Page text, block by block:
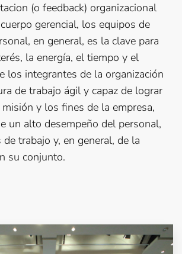
(o feedback) organizacional
gerencial, los equipos de
en general, es la clave para
la energía, el tiempo y el
los integrantes de la organización
de trabajo ágil y capaz de lograr
y los fines de la empresa,
un alto desempeño del personal,
trabajo y, en general, de la
su conjunto.